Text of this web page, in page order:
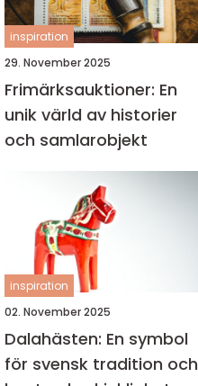
inspiration
29. November 2025
Frimärksauktioner: En
unik värld av historier
och samlarobjekt
inspiration
02. November 2025
Dalahästen: En symbol
för svensk tradition och